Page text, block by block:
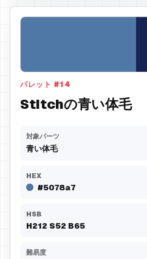
パレット #14
Stitchの青い体毛
対象パーツ
青い体毛
HEX
#5078a7
HSB
H212 S52 B65
難易度